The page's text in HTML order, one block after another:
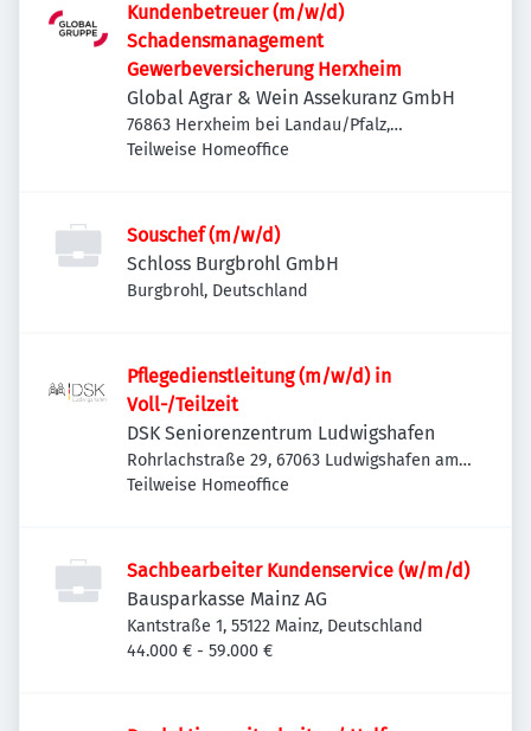
Kundenbetreuer (m/w/d)
Schadensmanagement
Gewerbeversicherung Herxheim
Global Agrar & Wein Assekuranz GmbH
76863 Herxheim bei Landau/Pfalz,
Deutschland
Teilweise Homeoffice
Souschef (m/w/d)
Schloss Burgbrohl GmbH
Burgbrohl, Deutschland
Pflegedienstleitung (m/w/d) in
Voll-/Teilzeit
DSK Seniorenzentrum Ludwigshafen
Rohrlachstraße 29, 67063 Ludwigshafen am
Rhein, Deutschland
Teilweise Homeoffice
Sachbearbeiter Kundenservice (w/m/d)
Bausparkasse Mainz AG
Kantstraße 1, 55122 Mainz, Deutschland
44.000 € - 59.000 €